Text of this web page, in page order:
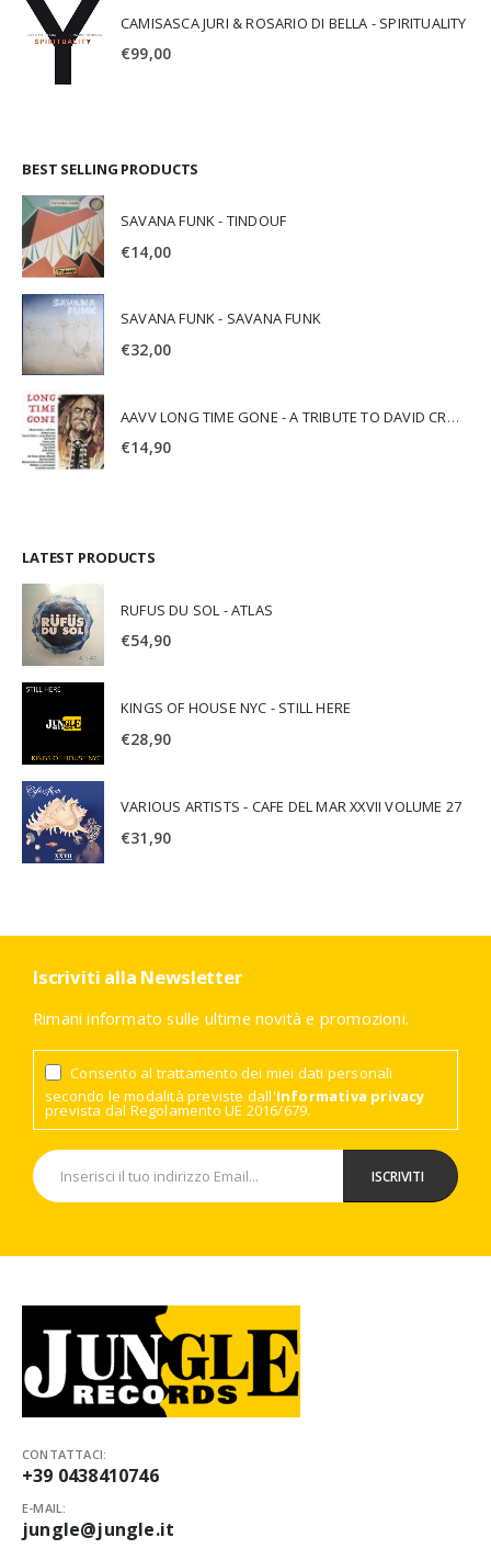
CAMISASCA JURI & ROSARIO DI BELLA - SPIRITUALITY
€99,00
BEST SELLING PRODUCTS
SAVANA FUNK - TINDOUF
€14,00
SAVANA FUNK - SAVANA FUNK
€32,00
AAVV LONG TIME GONE - A TRIBUTE TO DAVID CROSBY
€14,90
LATEST PRODUCTS
RUFUS DU SOL - ATLAS
€54,90
KINGS OF HOUSE NYC - STILL HERE
€28,90
VARIOUS ARTISTS - CAFE DEL MAR XXVII VOLUME 27
€31,90
Iscriviti alla Newsletter
Rimani informato sulle ultime novità e promozioni.
Consento al trattamento dei miei dati personali
secondo le modalità previste dall'Informativa privacy
prevista dal Regolamento UE 2016/679.
CONTATTACI:
+39 0438410746
E-MAIL:
jungle@jungle.it